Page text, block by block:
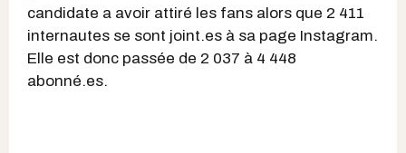
candidate a avoir attiré les fans alors que 2 411
internautes se sont joint.es à sa page Instagram.
Elle est donc passée de 2 037 à 4 448
abonné.es.